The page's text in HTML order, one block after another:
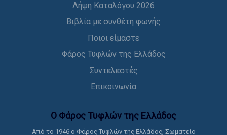
Λήψη Καταλόγου 2026
Βιβλία με συνθέτη φωνής
Ποιοι είμαστε
Φάρος Τυφλών της Ελλάδος
Συντελεστές
Επικοινωνία
Ο Φάρος Τυφλών της Ελλάδoς
Από το 1946 ο Φάρος Τυφλών της Ελλάδος, Σωματείο